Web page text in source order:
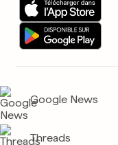
Google News
Threads